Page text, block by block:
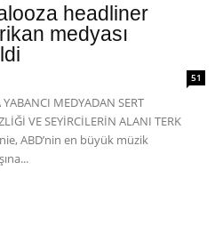
headliner
medyası
51
MEDYADAN SERT
VE SEYİRCİLERİN ALANI TERK
ABD’nin en büyük müzik